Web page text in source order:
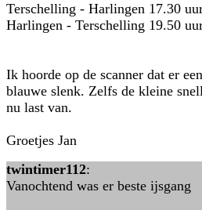
Terschelling - Harlingen 17.30
Harlingen - Terschelling 19.50
Ik hoorde op de scanner dat er
blauwe slenk. Zelfs de kleine
nu last van.
Groetjes Jan
twintimer112:
Vanochtend was er beste ijsgang